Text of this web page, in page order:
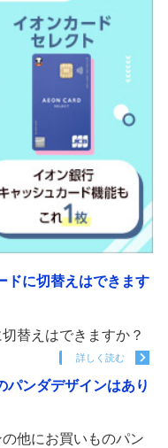
ドに切替えはできます
替えはできますか？
詳しく読む
パンダデザインはあり
他にお買いものパン